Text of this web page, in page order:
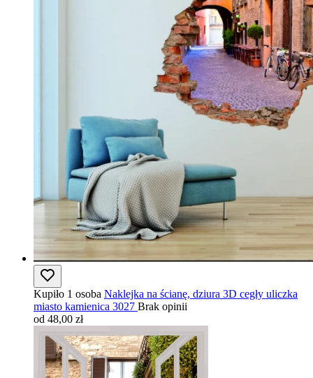
Kupiło 1 osoba Naklejka na ścianę, dziura 3D cegły uliczka
miasto kamienica 3027 Brak opinii
od 48,00 zł